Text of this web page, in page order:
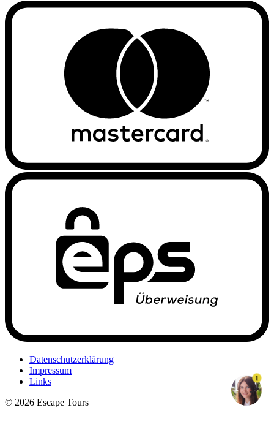
Datenschutzerklärung
Impressum
Links
© 2026 Escape Tours
1